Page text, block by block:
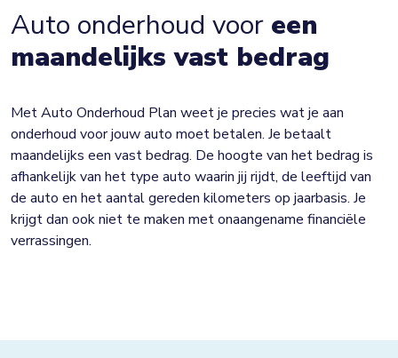
Auto onderhoud voor een
maandelijks vast bedrag
Met Auto Onderhoud Plan weet je precies wat je aan
onderhoud voor jouw auto moet betalen. Je betaalt
maandelijks een vast bedrag. De hoogte van het bedrag is
afhankelijk van het type auto waarin jij rijdt, de leeftijd van
de auto en het aantal gereden kilometers op jaarbasis. Je
krijgt dan ook niet te maken met onaangename financiële
verrassingen.